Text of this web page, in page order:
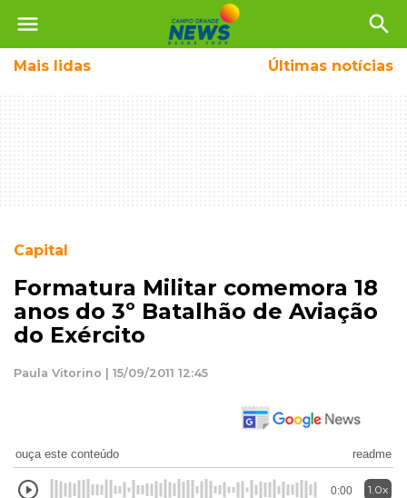
menu search
Mais lidas Últimas notícias
Capital
Formatura Militar comemora 18
anos do 3º Batalhão de Aviação
do Exército
Paula Vitorino | 15/09/2011 12:45
ouça este conteúdo readme
0:00 1.0x